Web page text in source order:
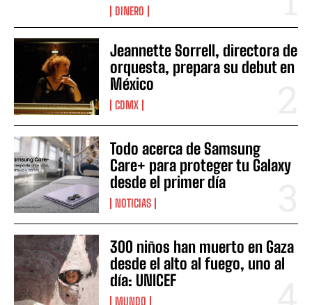
DINERO
Jeannette Sorrell, directora de
orquesta, prepara su debut en
México
CDMX
Todo acerca de Samsung
Care+ para proteger tu Galaxy
desde el primer día
NOTICIAS
300 niños han muerto en Gaza
desde el alto al fuego, uno al
día: UNICEF
MUNDO